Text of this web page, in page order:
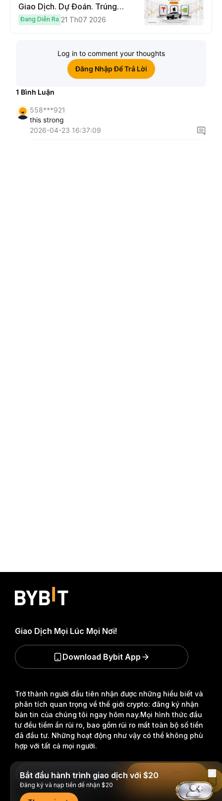
Giao Dịch. Dự Đoán. Trúng
Cybertruck!
Đang Diễn Ra 21 Th07 2026
Log in to comment your thoughts
Đăng Nhập Để Trả Lời
1 Bình Luận
558***921
this strong
2026-04-23 16:37:09
Trở thành người đầu tiên nhận được những hiểu biết và
phân tích quan trọng về thế giới crypto: đăng ký nhận
bản tin của chúng tôi ngay hôm nay.Mọi hình thức đầu
tư đều tiềm ẩn rủi ro, bao gồm rủi ro mất toàn bộ số tiền
đã đầu tư. Những hoạt động như vậy có thể không phù
hợp với tất cả mọi người.
Đăng Ký
Giao Dịch Mọi Lúc Mọi Nơi!
Download Bybit App
Bắt đầu hành trình giao dịch với $20
Đăng ký và nạp tiền để nhận $20 Đọc Trên Bybit App